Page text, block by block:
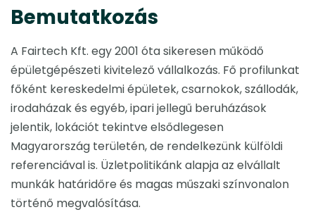
Bemutatkozás
A Fairtech Kft. egy 2001 óta sikeresen működő
épületgépészeti kivitelező vállalkozás. Fő profilunkat
főként kereskedelmi épületek, csarnokok, szállodák,
irodaházak és egyéb, ipari jellegű beruházások
jelentik, lokációt tekintve elsődlegesen
Magyarország területén, de rendelkezünk külföldi
referenciával is. Üzletpolitikánk alapja az elvállalt
munkák határidőre és magas műszaki színvonalon
történő megvalósítása.